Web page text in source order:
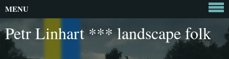
Petr Linhart *** landscape folk
MENU